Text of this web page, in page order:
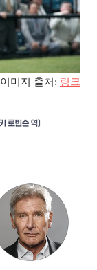
이미지 출처 : 링크